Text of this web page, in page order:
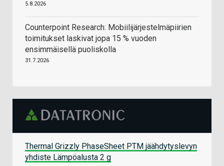
5.8.2026
Counterpoint Research: Mobiilijärjestelmäpiirien
toimitukset laskivat jopa 15 % vuoden
ensimmäisellä puoliskolla
31.7.2026
Thermal Grizzly PhaseSheet PTM jäähdytyslevyn
yhdiste Lämpöalusta 2 g